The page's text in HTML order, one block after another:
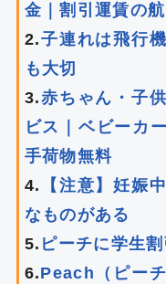
金｜割引運賃の
2.子連れは飛行
も大切
3.赤ちゃん・子
ビス｜ベビーカ
手荷物無料
4.
【注意】妊娠
なものがある
5. ピーチに学生
6.Peach（ピー